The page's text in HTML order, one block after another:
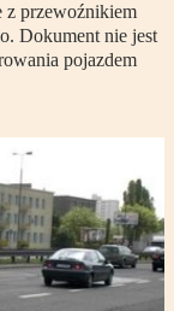
z przewoźnikiem
Dokument nie jest
pojazdem